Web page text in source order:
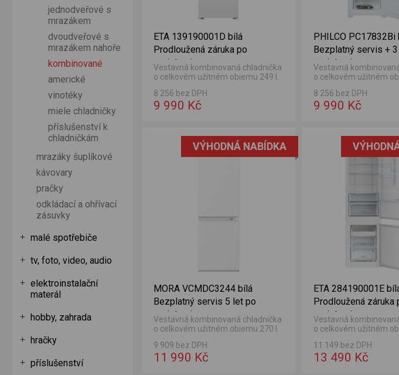
ETA 139190001D bílá
Prodloužená záruka po
registraci
Vestavná kombinovaná chladnička
o celkovém užitném objemu 249 l.
mrazničky 70 l.
8 256 bez DPH
9 990 Kč
PHILCO PC17832Bi
Bezplatný servis +
registraci
Vestavná
o celkovém užitném
mrazničky 70 l.
8 256 bez DPH
9 990 Kč
VÝHODNÁ NABÍDKA
MORA VCMDC3244 bílá
Bezplatný servis 5 let po
registraci
Vestavná kombinovaná chladnička
o celkovém užitném objemu 270 l.
mrazničky 75 l.
9 909 bez DPH
11 990 Kč
ETA 284190001E
Prodloužená záruka
registraci
Vestavná
o celkovém užitném
mrazničky 62 l
11 149 bez DPH
13 490 Kč
Bezplatný servis 5 let po registraci
jednodveřové s
mrazákem
dvoudveřové s
mrazákem nahoře
kombinované
americké
vinotéky
miele chladničky
příslušenství k
chladničkám
mrazáky šuplíkové
kávovary
pračky
odkládací a ohřívací
zásuvky
malé spotřebiče
tv, foto, video, audio
elektroinstalační
materál
hobby, zahrada
hračky
příslušenství